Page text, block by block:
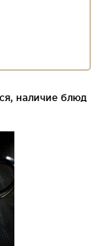
наличие блюд